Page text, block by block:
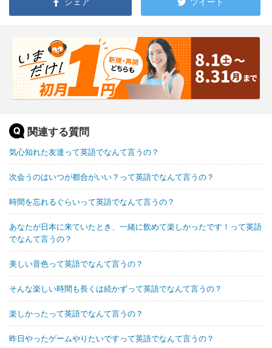
関連する質問
気心知れた友達って英語でなんて言うの？
次会うのはいつが都合がいい？って英語でなんて言うの？
時間を忘れるぐらいって英語でなんて言うの？
あなたが日本に来ていたとき、一緒に飲めて楽しかったです！って英語
でなんて言うの？
美しい音色って英語でなんて言うの？
そんな楽しい時間も長くは続かずって英語でなんて言うの？
楽しかったって英語でなんて言うの？
昨日やったゲームやりたいですって英語でなんて言うの？